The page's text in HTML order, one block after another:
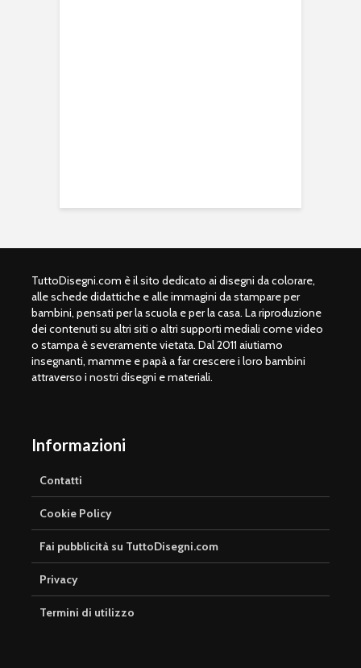
TuttoDisegni.com è il sito dedicato ai disegni da colorare,
alle schede didattiche e alle immagini da stampare per
bambini, pensati per la scuola e per la casa. La riproduzione
dei contenuti su altri siti o altri supporti mediali come video
o stampa è severamente vietata. Dal 2011 aiutiamo
insegnanti, mamme e papà a far crescere i loro bambini
attraverso i nostri disegni e materiali.
Informazioni
Contatti
Cookie Policy
Fai pubblicità su TuttoDisegni.com
Privacy
Termini di utilizzo